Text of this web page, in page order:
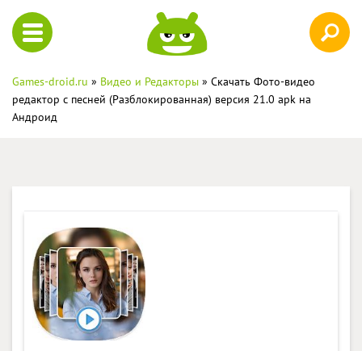
Games-droid.ru » Видео и Редакторы » Скачать Фото-видео
редактор с песней (Разблокированная) версия 21.0 apk на
Андроид